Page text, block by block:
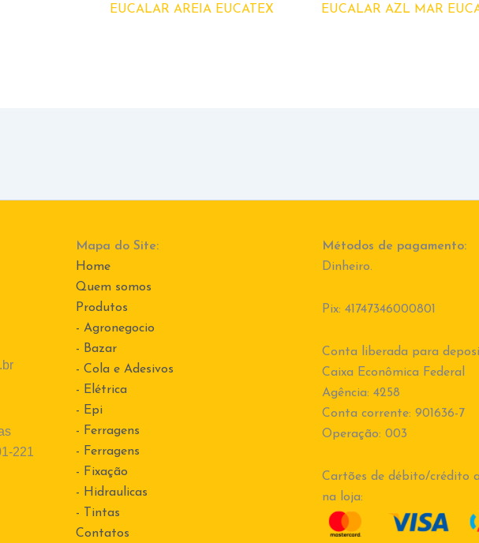
EUCALAR AREIA EUCATEX
EUCALAR AZL MAR
221
Mapa do Site:
Home
Quem somos
Produtos
- Agronegocio
- Bazar
- Cola e Adesivos
- Elétrica
- Epi
- Ferragens
- Ferragens
- Fixação
- Hidraulicas
- Tintas
Contatos
Métodos de pagamento:
Dinheiro.
Pix: 41747346000801
Conta liberada para
Caixa Econômica Federal
Agência: 4258
Conta corrente: 901636-7
Operação: 003
Cartões de débito/crédito
na loja: